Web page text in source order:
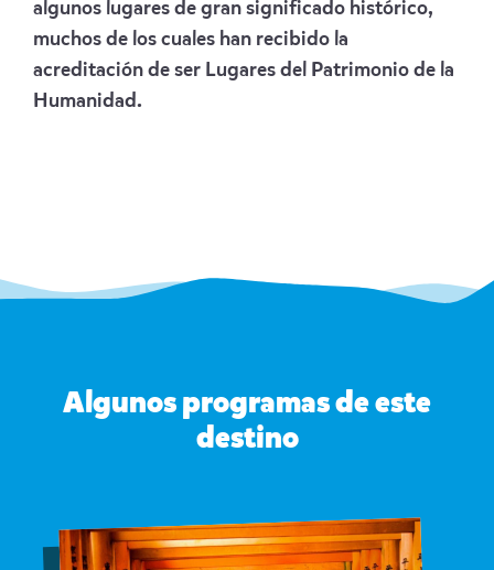
algunos lugares de gran significado histórico,
muchos de los cuales han recibido la
acreditación de ser Lugares del Patrimonio de la
Humanidad.
Algunos programas de este
destino